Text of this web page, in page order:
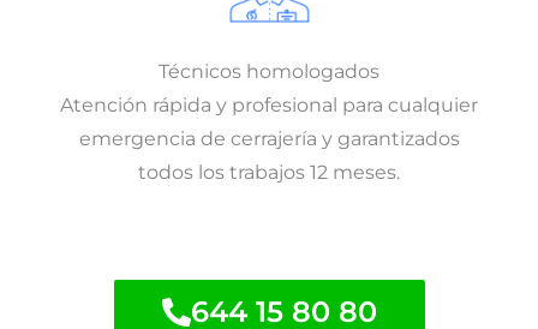
Técnicos homologados
Atención rápida y profesional para cualquier
emergencia de cerrajería y garantizados
todos los trabajos 12 meses.
644 15 80 80